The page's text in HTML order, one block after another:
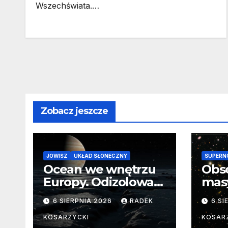
Wszechświata.…
Zobacz jeszcze
JOWISZ UKŁAD SŁONECZNY
Ocean we wnętrzu
Europy. Odizolowani
przez lodową
barierę
6 SIERPNIA 2026 RADEK
KOSARZYCKI
od
6